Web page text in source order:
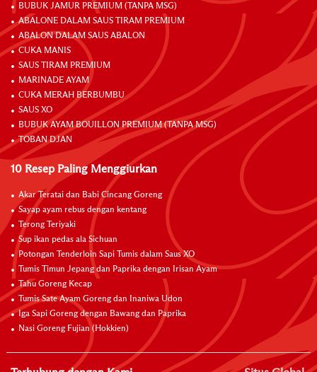
BUBUK JAMUR PREMIUM (TANPA MSG)
ABALONE DALAM SAUS TIRAM PREMIUM
ABALON DALAM SAUS ABALON
CUKA MANIS
SAUS TIRAM PREMIUM
MARINADE AYAM
CUKA MERAH BERBUMBU
SAUS XO
BUBUK AYAM BOUILLON PREMIUM (TANPA MSG)
TOBAN DJAN
10 Resep Paling Menggiurkan
Akar Teratai dan Babi Cincang Goreng
Sayap ayam rebus dengan kentang
Terong Teriyaki
Sup ikan pedas ala Sichuan
Potongan Tenderloin Sapi Tumis dalam Saus XO
Tumis Timun Jepang dan Paprika dengan Irisan Ayam
Tahu Goreng Kecap
Tumis Sate Ayam Goreng dan Inaniwa Udon
Iga Sapi Goreng dengan Bawang dan Paprika
Nasi Goreng Fujian (Hokkien)